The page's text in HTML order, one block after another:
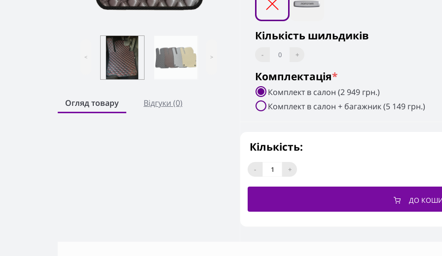
< >
Огляд товару Відгуки (0)
Кількість шильдиків
- 0 +
Комплектація*
Комплект в салон (2 949 грн.)
Комплект в салон + багажник (5 149 грн.)
Кількість:
- +
ДО